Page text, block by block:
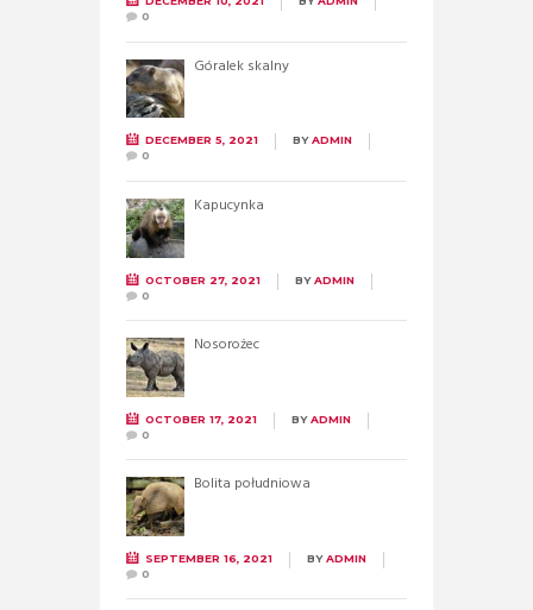
0
Góralek skalny
DECEMBER 5, 2021 BYADMIN
0
Kapucynka
OCTOBER 27, 2021 BYADMIN
0
Nosorożec
OCTOBER 17, 2021 BYADMIN
0
Bolita południowa
SEPTEMBER 16, 2021 BYADMIN
0